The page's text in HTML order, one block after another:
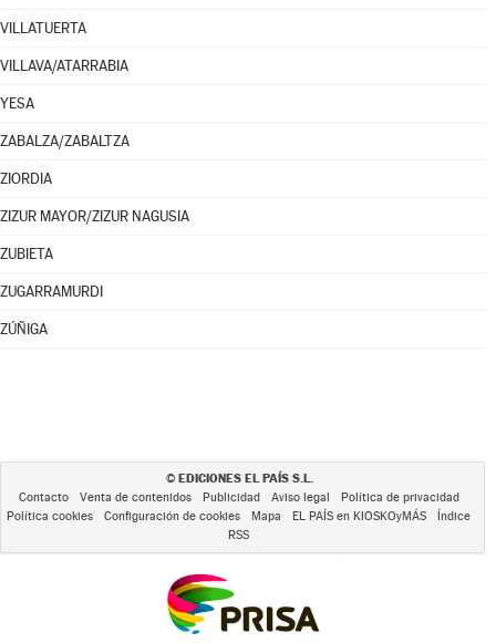
VILLATUERTA
VILLAVA/ATARRABIA
YESA
ZABALZA/ZABALTZA
ZIORDIA
ZIZUR MAYOR/ZIZUR NAGUSIA
ZUBIETA
ZUGARRAMURDI
ZÚÑIGA
© EDICIONES EL PAÍS S.L.
Contacto Venta de contenidos Publicidad Aviso legal
Política de privacidad
Política cookies
Configuración de cookies Mapa EL PAÍS en KIOSKOyMÁS
Índice
RSS